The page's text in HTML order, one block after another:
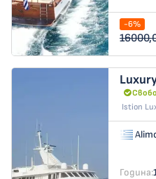
-6%
Istion
Година: